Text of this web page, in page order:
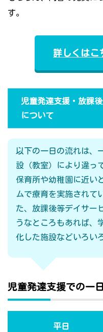
す。
詳しくはこ
児童発達支援・放課
について
以下の一日の流れは、
設（教室）により違っ
保育所や幼稚園に近い
ムで療育を実施されて
た、放課後等デイサー
うなところもあれば、
化した施設などいろい
児童発達支援での一
平日